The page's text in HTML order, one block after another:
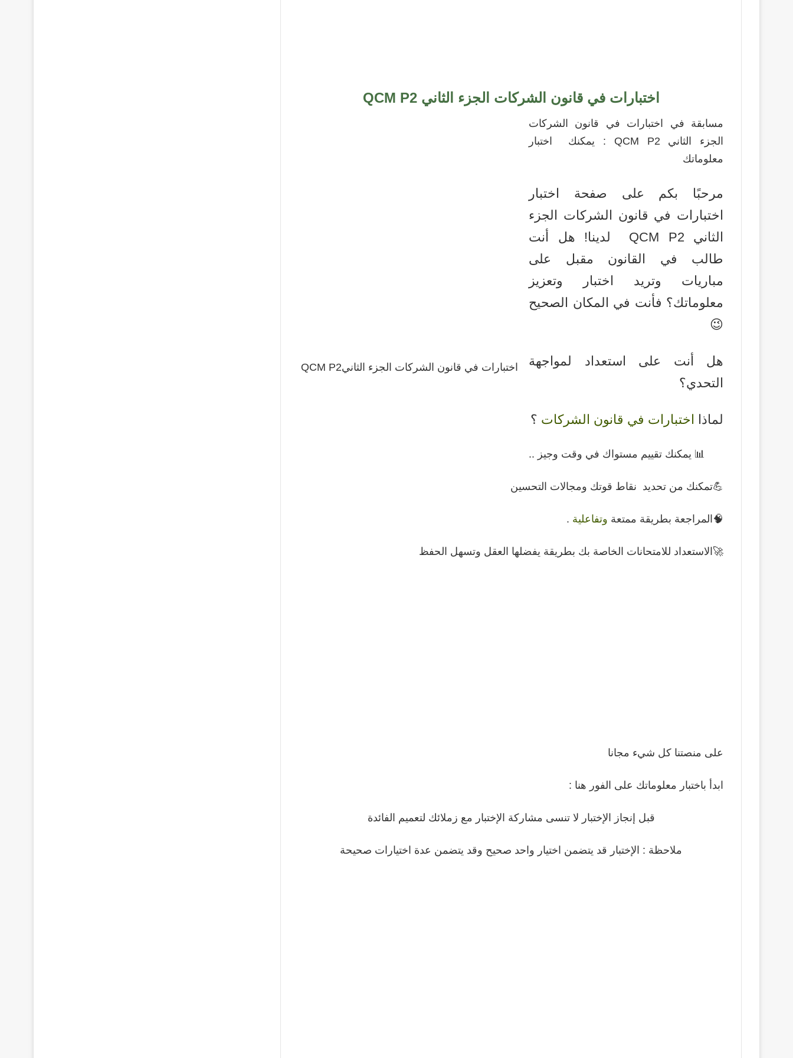
اختبارات في قانون الشركات الجزء الثاني QCM P2
اختبارات في قانون الشركات الجزء الثانيQCM P2
مسابقة في اختبارات في قانون الشركات
الجزء الثاني QCM P2 : يمكنك اختبار
معلوماتك
مرحبًا بكم على صفحة اختبار
اختبارات في قانون الشركات الجزء
الثاني QCM P2 لدينا! هل أنت
طالب في القانون مقبل على
مباريات وتريد اختبار وتعزيز
معلوماتك؟ فأنت في المكان الصحيح
😉
هل أنت على استعداد لمواجهة
التحدي؟
لماذا اختبارات في قانون الشركات ؟
📊 يمكنك تقييم مستواك في وقت وجيز ..
💪تمكنك من تحديد نقاط قوتك ومجالات التحسين
🧠المراجعة بطريقة ممتعة وتفاعلية .
🚀الاستعداد للامتحانات الخاصة بك بطريقة يفضلها العقل وتسهل الحفظ
على منصتنا كل شيء مجانا
ابدأ باختبار معلوماتك على الفور هنا :
قبل إنجاز الإختبار لا تنسى مشاركة الإختبار مع زملائك لتعميم الفائدة
ملاحظة : الإختبار قد يتضمن اختيار واحد صحيح وقد يتضمن عدة اختيارات صحيحة